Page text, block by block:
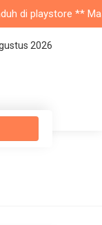
** Masjid
2026